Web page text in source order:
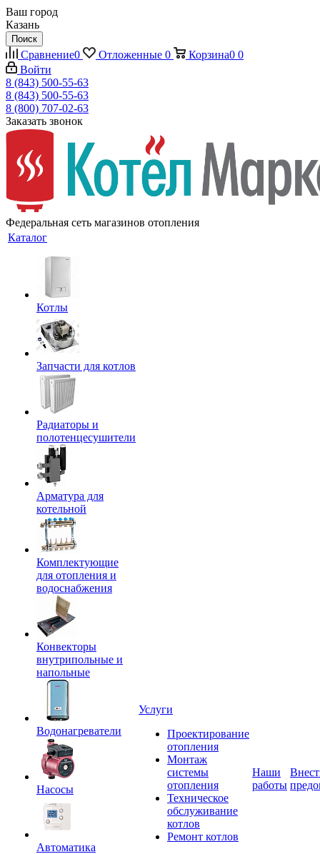
Ваш город
Казань
Поиск
Сравнение0 Отложенные 0 Корзина0 0
Войти
8 (843) 500-55-63
8 (843) 500-55-63
8 (800) 707-02-63
Заказать звонок
Федеральная сеть магазинов отопления
Каталог
Котлы
Запчасти для котлов
Радиаторы и
полотенцесушители
Арматура для
котельной
Комплектующие
для отопления и
водоснабжения
Конвекторы
внутрипольные и
напольные
Водонагреватели
Насосы
Автоматика
Услуги
Проектирование
отопления
Монтаж
системы
отопления
Техническое
обслуживание
котлов
Ремонт котлов
Наши
работы